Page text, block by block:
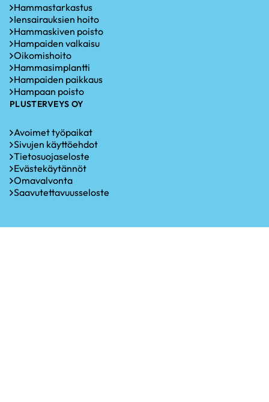
Hammastarkastus
Iensairauksien hoito
Hammaskiven poisto
Hampaiden valkaisu
Oikomishoito
Hammasimplantti
Hampaiden paikkaus
Hampaan poisto
PLUSTERVEYS OY
Avoimet työpaikat
Sivujen käyttöehdot
Tietosuojaseloste
Evästekäytännöt
Omavalvonta
Saavutettavuusseloste